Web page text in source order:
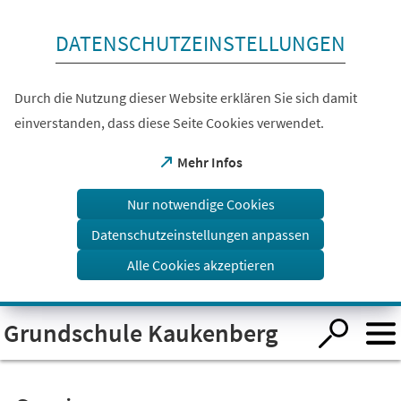
Visuelle
Assistenzsoftware
öffnen.
DATENSCHUTZEINSTELLUNGEN
Durch die Nutzung dieser Website erklären Sie sich damit
einverstanden, dass diese Seite Cookies verwendet.
Mehr Infos
(Öffnet
einem
Tab)
Nur notwendige Cookies
Datenschutzeinstellungen anpassen
Alle Cookies akzeptieren
Grundschule Kaukenberg